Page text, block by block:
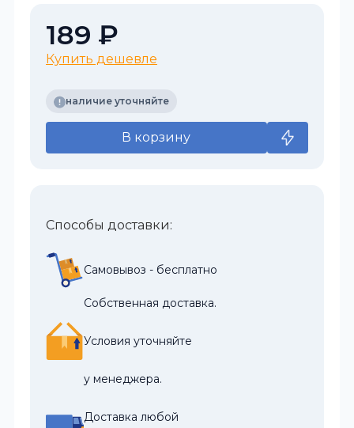
189 ₽
Купить дешевле
наличие уточняйте
В корзину
Способы доставки:
Самовывоз - бесплатно
Собственная доставка.
Условия уточняйте
у менеджера.
Доставка любой